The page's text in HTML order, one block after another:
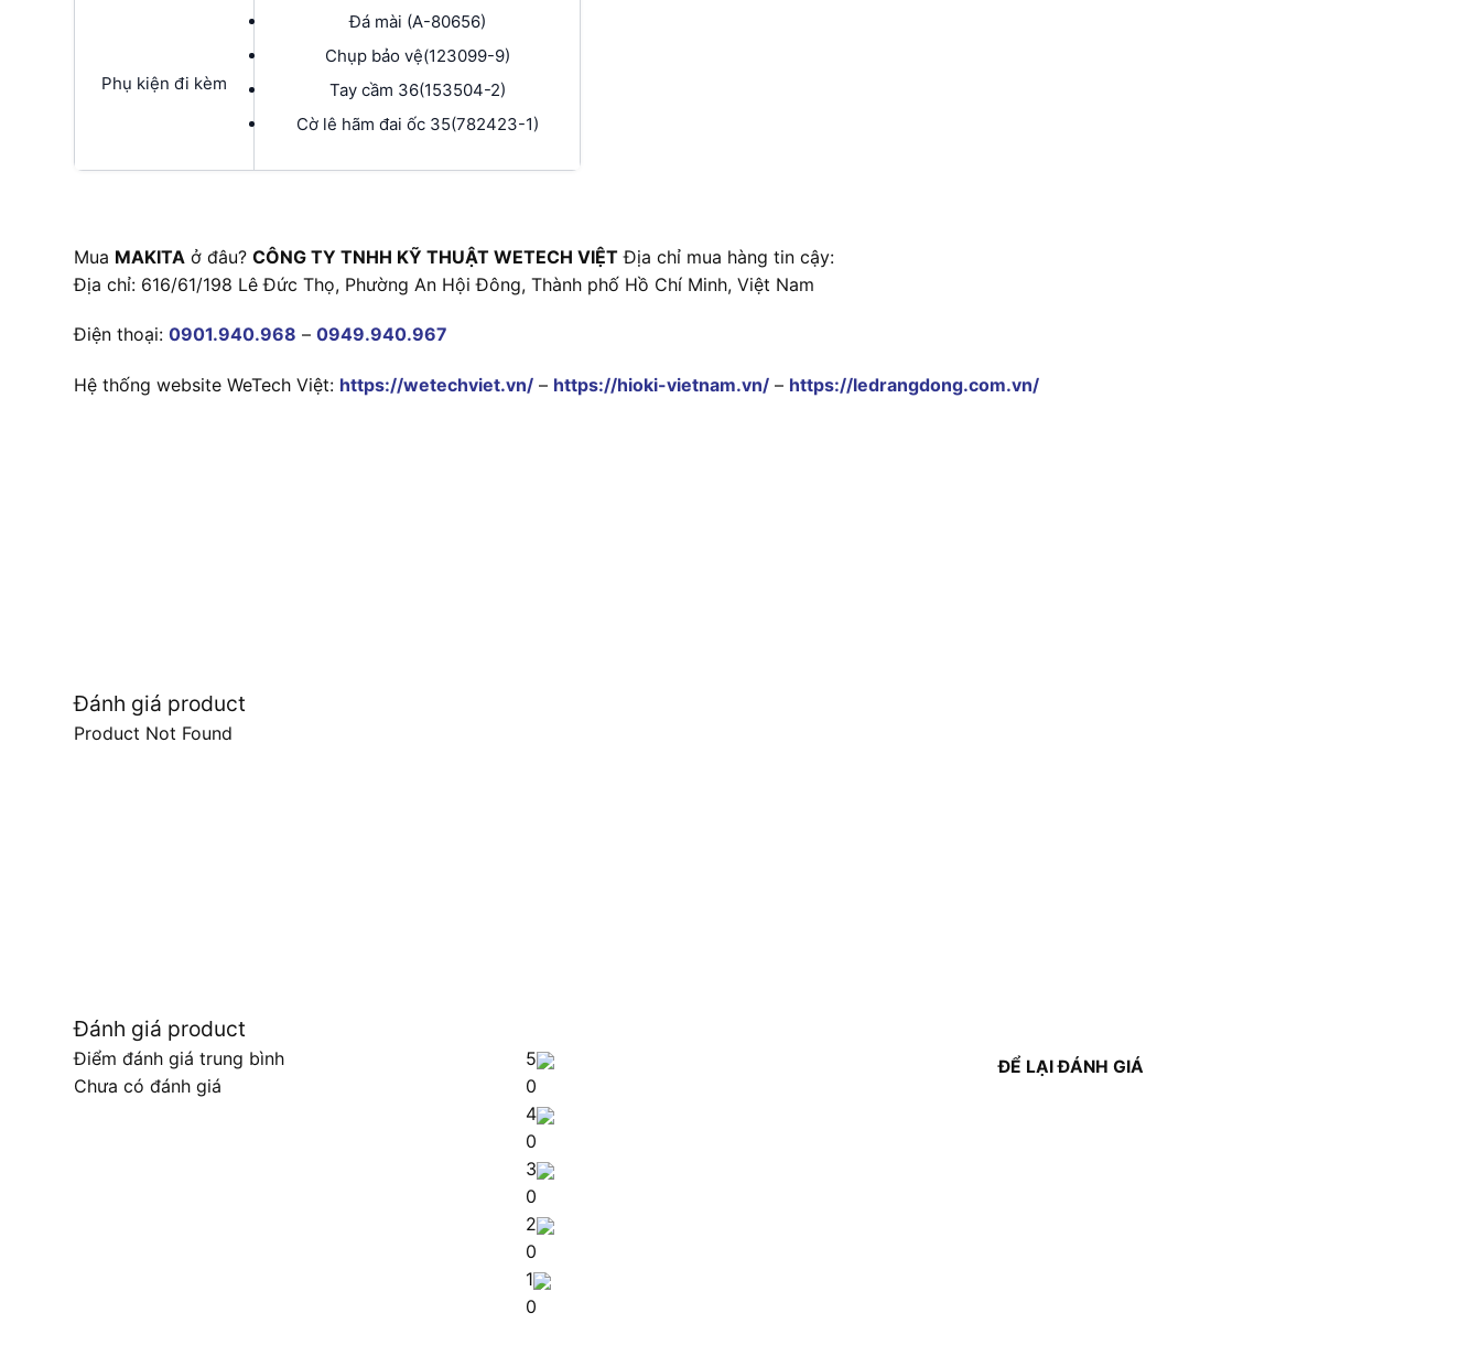
Phụ kiện đi kèm
Đá mài (A-80656)
Chụp bảo vệ(123099-9)
Tay cầm 36(153504-2)
Cờ lê hãm đai ốc 35(782423-1)
Mua MAKITA ở đâu? CÔNG TY TNHH KỸ THUẬT WETECH VIỆT Địa chỉ mua hàng tin cậy:
Địa chỉ: 616/61/198 Lê Đức Thọ, Phường An Hội Đông, Thành phố Hồ Chí Minh, Việt Nam
Điện thoại: 0901.940.968 – 0949.940.967
Hệ thống website WeTech Việt: https://wetechviet.vn/ – https://hioki-vietnam.vn/ – https://ledrangdong.com.vn/
Đánh giá product
Product Not Found
Đánh giá product
Điểm đánh giá trung bình
Chưa có đánh giá
5
0
4
0
3
0
2
0
1
0
ĐỂ LẠI ĐÁNH GIÁ